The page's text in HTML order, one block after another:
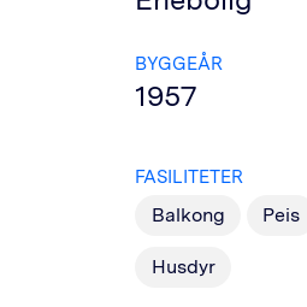
BYGGEÅR
1957
FASILITETER
Balkong Peis
Husdyr